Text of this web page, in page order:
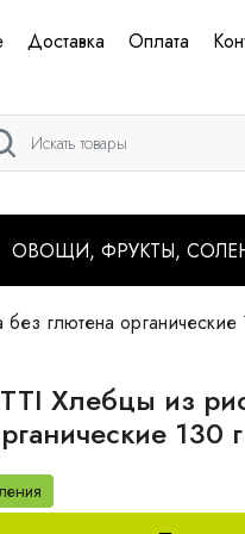
Доставка Оплата
ОВОЩИ, ФРУКТЫ,
глютена органические
Хлебцы из
130 г